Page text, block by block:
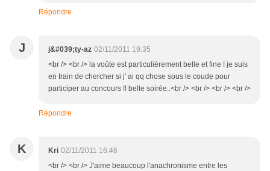
Répondre
J j&#039;ty-az 02/11/2011 19:35
<br /> <br /> la voûte est particulièrement belle et fine ! je suis
en train de chercher si j' ai qq chose sous le coude pour
participer au concours !! belle soirée..<br /> <br /> <br /> <br />
Répondre
K Kri 02/11/2011 16:46
<br /> <br /> J'aime beaucoup l'anachronisme entre les